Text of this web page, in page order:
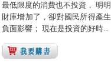
最低限度的消費也不投資， 明明
財庫增加了，卻對國民所得產生
負面影響； 現在是投資的好時...